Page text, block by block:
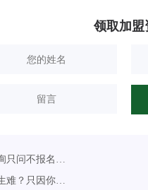
领取加盟
问不报名？朋
？只因你没抓